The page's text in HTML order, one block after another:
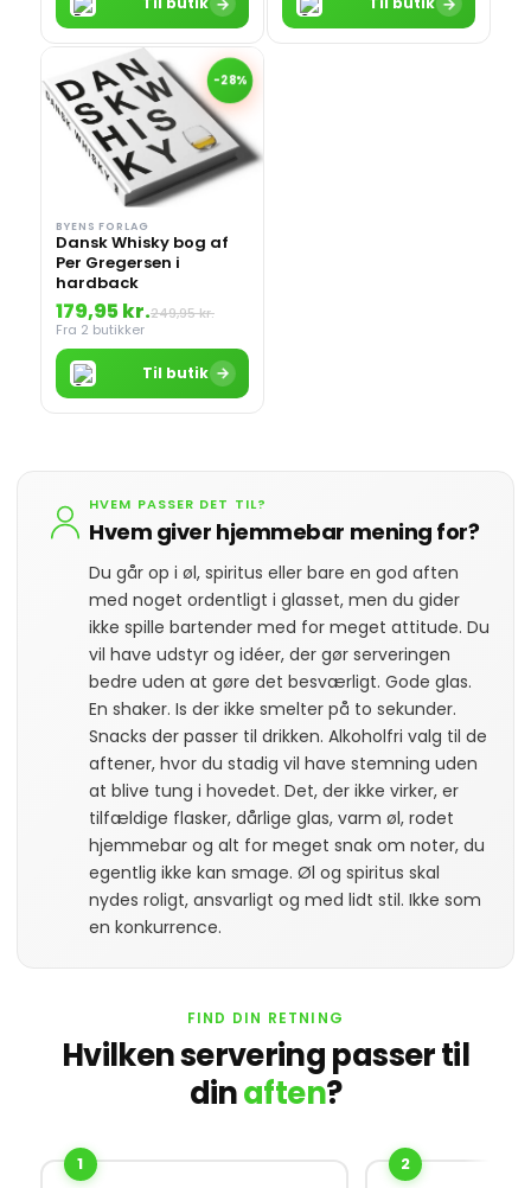
-28%
BYENS FORLAG
Dansk Whisky bog af
Per Gregersen i
hardback
179,95 kr.249,95 kr.
Fra 2 butikker
Til butik →
HVEM PASSER DET TIL?
Hvem giver hjemmebar mening for?
Du går op i øl, spiritus eller bare en god aften
med noget ordentligt i glasset, men du gider
ikke spille bartender med for meget attitude. Du
vil have udstyr og idéer, der gør serveringen
bedre uden at gøre det besværligt. Gode glas.
En shaker. Is der ikke smelter på to sekunder.
Snacks der passer til drikken. Alkoholfri valg til de
aftener, hvor du stadig vil have stemning uden
at blive tung i hovedet. Det, der ikke virker, er
tilfældige flasker, dårlige glas, varm øl, rodet
hjemmebar og alt for meget snak om noter, du
egentlig ikke kan smage. Øl og spiritus skal
nydes roligt, ansvarligt og med lidt stil. Ikke som
en konkurrence.
FIND DIN RETNING
Hvilken servering passer til
dinaften?
1 2